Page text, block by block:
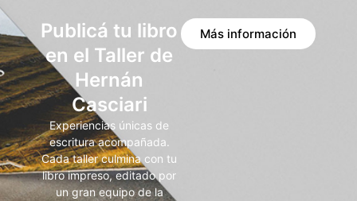
Publicá tu libro
en el Taller de
Hernán
Casciari
Experiencias únicas de
escritura acompañada.
Cada taller culmina con tu
libro impreso, editado por
un gran equipo de la
Más información